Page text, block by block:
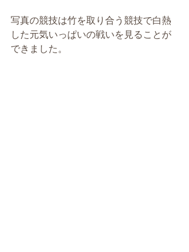
写真の競技は竹を取り合う競技で白熱
した元気いっぱいの戦いを見ることが
できました。